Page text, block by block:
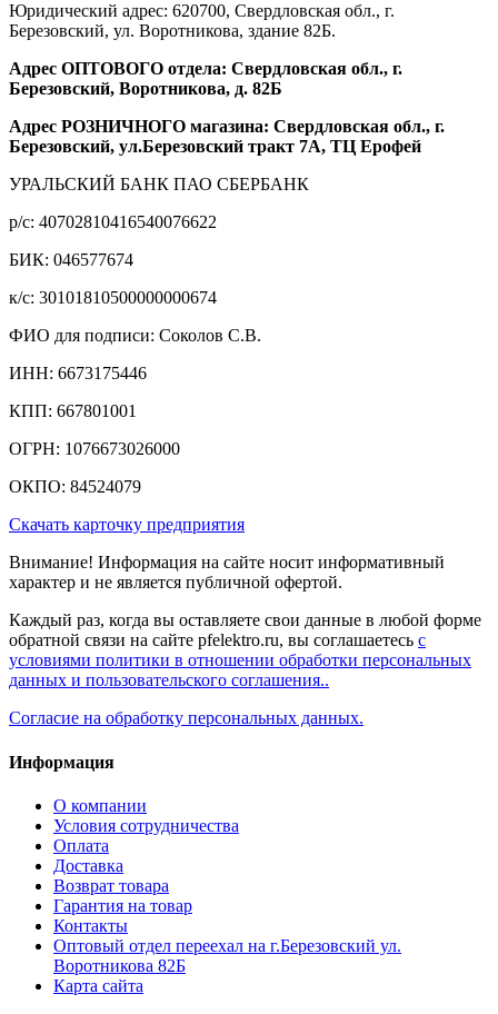
Юридический адрес: 620700, Свердловская обл., г.
Березовский, ул. Воротникова, здание 82Б.
Адрес ОПТОВОГО отдела: Свердловская обл., г.
Березовский, Воротникова, д. 82Б
Адрес РОЗНИЧНОГО магазина: Свердловская обл., г.
Березовский, ул.Березовский тракт 7А, ТЦ Ерофей
УРАЛЬСКИЙ БАНК ПАО СБЕРБАНК
р/c: 40702810416540076622
БИК: 046577674
к/c: 30101810500000000674
ФИО для подписи: Соколов С.В.
ИНН: 6673175446
КПП: 667801001
ОГРН: 1076673026000
ОКПО: 84524079
Скачать карточку предприятия
Внимание! Информация на сайте носит информативный
характер и не является публичной офертой.
Каждый раз, когда вы оставляете свои данные в любой форме
обратной связи на сайте pfelektro.ru, вы соглашаетесь с
условиями политики в отношении обработки персональных
данных и пользовательского соглашения..
Согласие на обработку персональных данных.
Информация
О компании
Условия сотрудничества
Оплата
Доставка
Возврат товара
Гарантия на товар
Контакты
Оптовый отдел переехал на г.Березовский ул.
Воротникова 82Б
Карта сайта